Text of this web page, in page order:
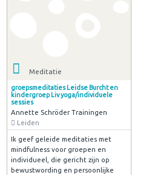
Meditatie
groepsmeditaties Leidse Burcht en
kindergroep Liv yoga/individuele
sessies
Annette Schröder Trainingen
Leiden
Ik geef geleide meditaties met
mindfulness voor groepen en
individueel, die gericht zijn op
bewustwording en persoonlijke